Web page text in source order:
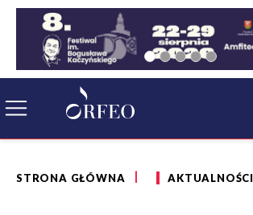
STRONA GŁÓWNA AKTUALNOŚCI